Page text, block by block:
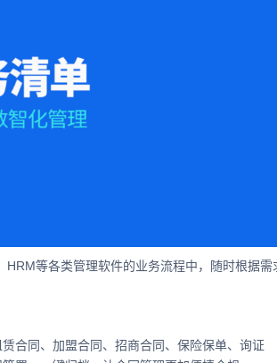
等各类管理软件的业务流程中，随时根据需
合同、加盟合同、招商合同、保险保单、询证